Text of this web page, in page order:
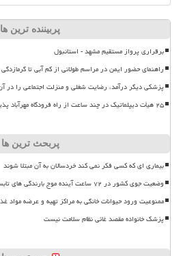
پربیننده ترین ها
برقراری پرواز مستقیم مشهد - استانبول
راهنمای حضور ایمن در مراسم طولانی از کم آبی تا گرمازدگی
پزشکی دیگر درآمد، رضایت شغلی و منزلت اجتماعی را در
۲۵ هیأت دیپلماتیک در چند ساعت از راه فرودگاه مهرآباد پذیرش شدند
پربحث ترین ها
بیماری ای که کسی فکر نمی کند خردسالان به آن مبتلا شوند
وضعیت جوی کشور در ۷۲ ساعت آینده موج بارندگی های تابستانه در راه ۱۱ استان
ممنوعیت ورود حیوانات خانگی به مراکز تهیه و عرضه مواد
پزشک خانواده مقصد غائی نظام سلامت نیست